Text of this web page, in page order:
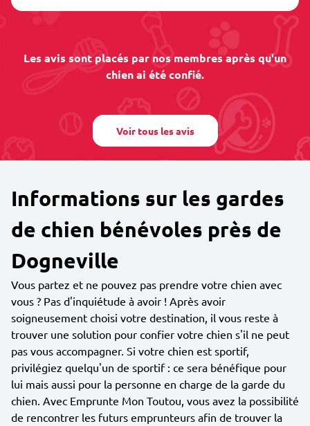
Les avis sont placés par nos membres après qu'un
chien ai été confié.
Voir tous les avis
Informations sur les gardes
de chien bénévoles près de
Dogneville
Vous partez et ne pouvez pas prendre votre chien avec
vous ? Pas d'inquiétude à avoir ! Après avoir
soigneusement choisi votre destination, il vous reste à
trouver une solution pour confier votre chien s'il ne peut
pas vous accompagner. Si votre chien est sportif,
privilégiez quelqu'un de sportif : ce sera bénéfique pour
lui mais aussi pour la personne en charge de la garde du
chien. Avec Emprunte Mon Toutou, vous avez la possibilité
de rencontrer les futurs emprunteurs afin de trouver la